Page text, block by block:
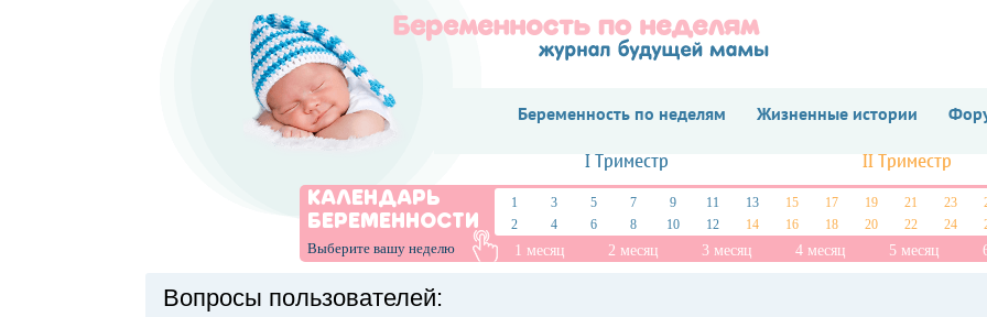
Беременность по неделям Жизненные истории
I Триместр II Триместр
КАЛЕНДАРЬ
БЕРЕМЕННОСТИ
Выберите вашу неделю
1 3 5 7 9 11 13 15 17 19 21 23
2
4 6 8 10 12 14 16 18 20 22 24
1 месяц 2 месяц 3 месяц 4 месяц 5 месяц
Вопросы пользователей: